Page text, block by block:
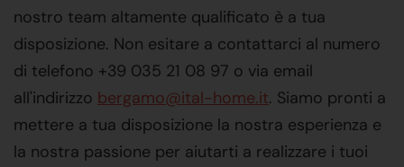
nostro team altamente qualificato è a tua
disposizione. Non esitare a contattarci al numero
di telefono +39 035 21 08 97 o via email
all'indirizzo bergamo@ital-home.it. Siamo pronti a
mettere a tua disposizione la nostra esperienza e
la nostra passione per aiutarti a realizzare i tuoi